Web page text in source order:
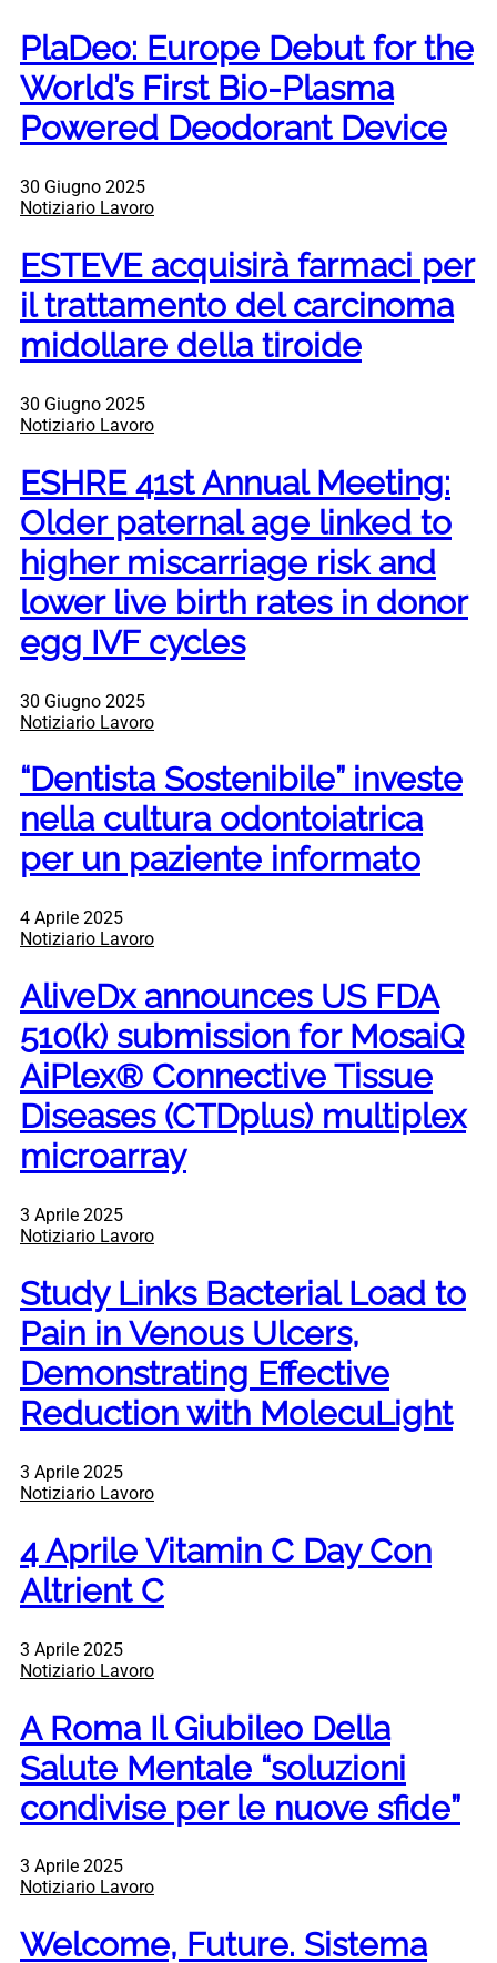
PlaDeo: Europe Debut for the
World’s First Bio-Plasma
Powered Deodorant Device
30 Giugno 2025
Notiziario Lavoro
ESTEVE acquisirà farmaci per
il trattamento del carcinoma
midollare della tiroide
30 Giugno 2025
Notiziario Lavoro
ESHRE 41st Annual Meeting:
Older paternal age linked to
higher miscarriage risk and
lower live birth rates in donor
egg IVF cycles
30 Giugno 2025
Notiziario Lavoro
“Dentista Sostenibile” investe
nella cultura odontoiatrica
per un paziente informato
4 Aprile 2025
Notiziario Lavoro
AliveDx announces US FDA
510(k) submission for MosaiQ
AiPlex® Connective Tissue
Diseases (CTDplus) multiplex
microarray
3 Aprile 2025
Notiziario Lavoro
Study Links Bacterial Load to
Pain in Venous Ulcers,
Demonstrating Effective
Reduction with MolecuLight
3 Aprile 2025
Notiziario Lavoro
4 Aprile Vitamin C Day Con
Altrient C
3 Aprile 2025
Notiziario Lavoro
A Roma Il Giubileo Della
Salute Mentale “soluzioni
condivise per le nuove sfide”
3 Aprile 2025
Notiziario Lavoro
Welcome, Future. Sistema